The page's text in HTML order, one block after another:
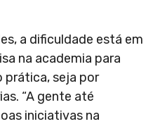
a dificuldade está em
na academia para
prática, seja por
“A gente até
iniciativas na